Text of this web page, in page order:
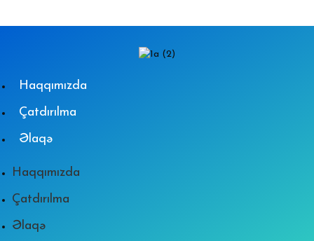
Haqqımızda
Çatdırılma
Əlaqə
Haqqımızda
Çatdırılma
Əlaqə